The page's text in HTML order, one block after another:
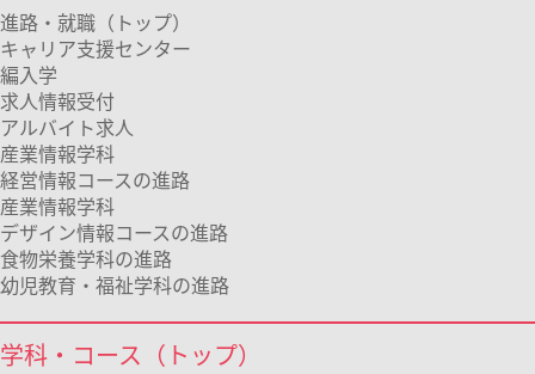
進路・就職（トップ）
キャリア支援センター
編入学
求人情報受付
アルバイト求人
産業情報学科
経営情報コースの進路
産業情報学科
デザイン情報コースの進路
食物栄養学科の進路
幼児教育・福祉学科の進路
学科・コース（トップ）